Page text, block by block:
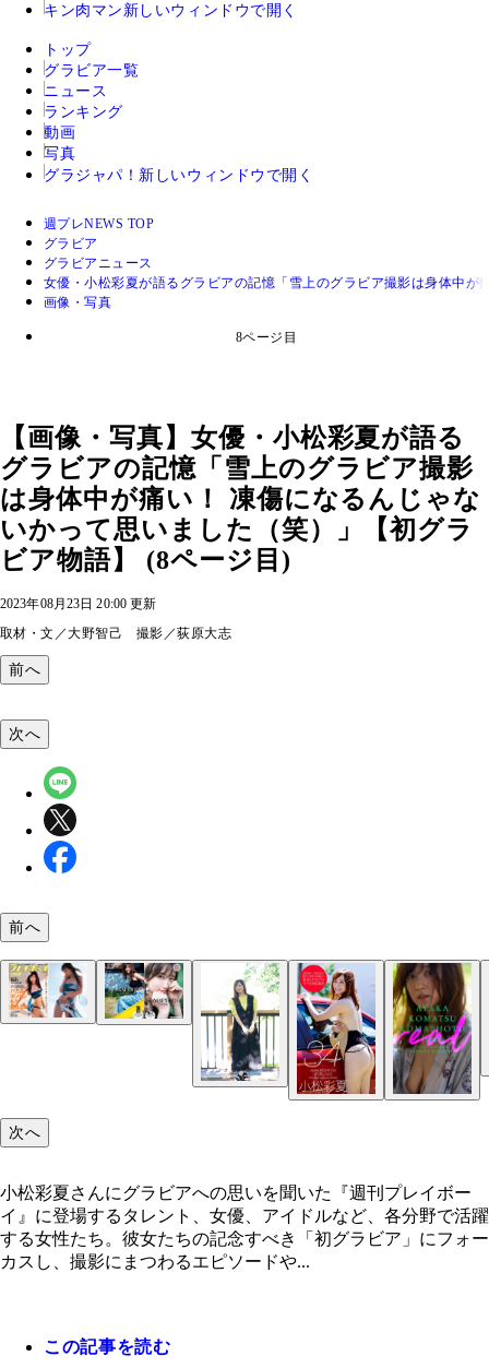
キン肉マン 新しいウィンドウで開く
トップ
グラビア一覧
ニュース
ランキング
動画
写真
グラジャパ！ 新しいウィンドウで開く
週プレNEWS TOP
グラビア
グラビアニュース
女優・小松彩夏が語るグラビアの記憶「雪上のグラビア撮影は身体中
画像・写真
8ページ目
【画像・写真】女優・小松彩夏が語る
グラビアの記憶「雪上のグラビア撮影
は身体中が痛い！ 凍傷になるんじゃな
いかって思いました（笑）」【初グラ
ビア物語】 (8ページ目)
2023年08月23日 20:00 更新
取材・文／大野智己 撮影／荻原大志
前へ
小松彩夏『週刊プレイボーイ』2007年6号（撮影／
小松彩夏『週刊プレイボーイ2006年28号』（撮影
小松彩夏『週刊プレイボーイ』2007年51号（撮影
小松彩夏『週刊プレイボーイ』2019年25号（撮影
秀作、矢西誠二）より
小松彩夏デジタル写真集『KOMAPHOTO[fantasy]
次へ
前へ
次へ
小松彩夏さんにグラビアへの思いを聞いた『週刊プレイボー
イ』に登場するタレント、女優、アイドルなど、各分野で活躍
する女性たち。彼女たちの記念すべき「初グラビア」にフォー
カスし、撮影にまつわるエピソードや...
この記事を読む